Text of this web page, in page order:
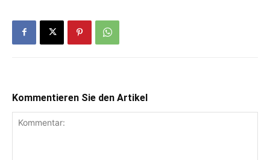
Kommentieren Sie den Artikel